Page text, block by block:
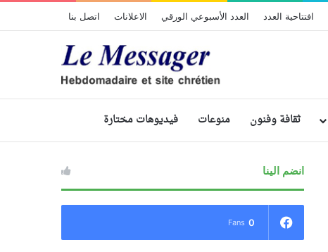
افتتاحية العدد العدد الأسبوعي الورقي الاعلانات اتصل بنا
ثقافة وفنون منوعات فيديوهات مختارة
انضم الينا
0
Fans